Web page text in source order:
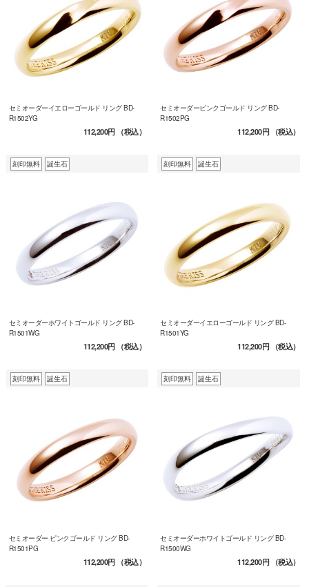
セミオーダーイエローゴールド リング BD-
R1502YG
112,200円（税込）
セミオーダーピンクゴールド リング BD-
R1502PG
112,200円（税込）
刻印無料 誕生石
セミオーダーホワイトゴールド リング BD-
R1501WG
112,200円（税込）
刻印無料 誕生石
セミオーダーイエローゴールド リング BD-
R1501YG
112,200円（税込）
刻印無料 誕生石
セミオーダー ピンクゴールド リング BD-
R1501PG
112,200円（税込）
刻印無料 誕生石
セミオーダーホワイトゴールド リング BD-
R1500WG
112,200円（税込）